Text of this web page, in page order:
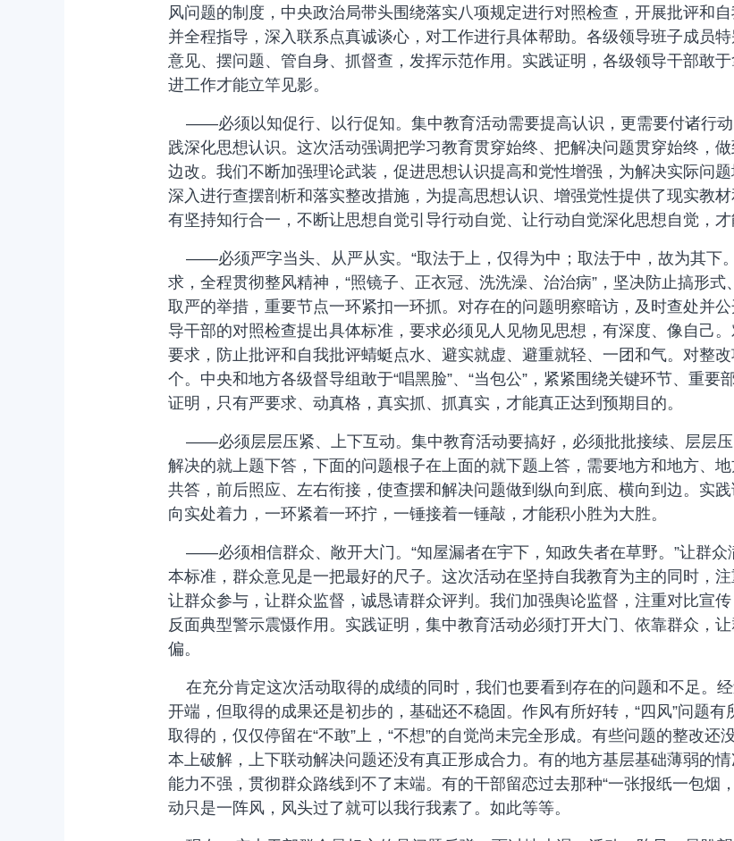
风问题的制度，中央政治局带头围绕落实八项规定进行对照检查，开展批评和
并全程指导，深入联系点真诚谈心，对工作进行具体帮助。各级领导班子成员
意见、摆问题、管自身、抓督查，发挥示范作用。实践证明，各级领导干部敢
进工作才能立竿见影。
——必须以知促行、以行促知。集中教育活动需要提高认识，更需要付诸行
践深化思想认识。这次活动强调把学习教育贯穿始终、把解决问题贯穿始终，
边改。我们不断加强理论武装，促进思想认识提高和党性增强，为解决实际问
深入进行查摆剖析和落实整改措施，为提高思想认识、增强党性提供了现实教
有坚持知行合一，不断让思想自觉引导行动自觉、让行动自觉深化思想自觉，才
——必须严字当头、从严从实。“取法于上，仅得为中；取法于中，故为其下
求，全程贯彻整风精神，“照镜子、正衣冠、洗洗澡、治治病”，坚决防止搞形
取严的举措，重要节点一环紧扣一环抓。对存在的问题明察暗访，及时查处并
导干部的对照检查提出具体标准，要求必须见人见物见思想，有深度、像自己
要求，防止批评和自我批评蜻蜓点水、避实就虚、避重就轻、一团和气。对整
个。中央和地方各级督导组敢于“唱黑脸”、“当包公”，紧紧围绕关键环节、重
证明，只有严要求、动真格，真实抓、抓真实，才能真正达到预期目的。
——必须层层压紧、上下互动。集中教育活动要搞好，必须批批接续、层层
解决的就上题下答，下面的问题根子在上面的就下题上答，需要地方和地方、
共答，前后照应、左右衔接，使查摆和解决问题做到纵向到底、横向到边。实
向实处着力，一环紧着一环拧，一锤接着一锤敲，才能积小胜为大胜。
——必须相信群众、敞开大门。“知屋漏者在宇下，知政失者在草野。”让群众
本标准，群众意见是一把最好的尺子。这次活动在坚持自我教育为主的同时，
让群众参与，让群众监督，诚恳请群众评判。我们加强舆论监督，注重对比宣
反面典型警示震慑作用。实践证明，集中教育活动必须打开大门、依靠群众，
偏。
在充分肯定这次活动取得的成绩的同时，我们也要看到存在的问题和不足。
开端，但取得的成果还是初步的，基础还不稳固。作风有所好转，“四风”问题
取得的，仅仅停留在“不敢”上，“不想”的自觉尚未完全形成。有些问题的整改
本上破解，上下联动解决问题还没有真正形成合力。有的地方基层基础薄弱的
能力不强，贯彻群众路线到不了末端。有的干部留恋过去那种“一张报纸一包烟
动只是一阵风，风头过了就可以我行我素了。如此等等。